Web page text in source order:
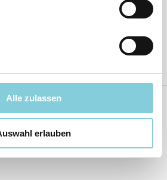
Alle zulassen
erlauben
mit DIN EN ISO 9001 –